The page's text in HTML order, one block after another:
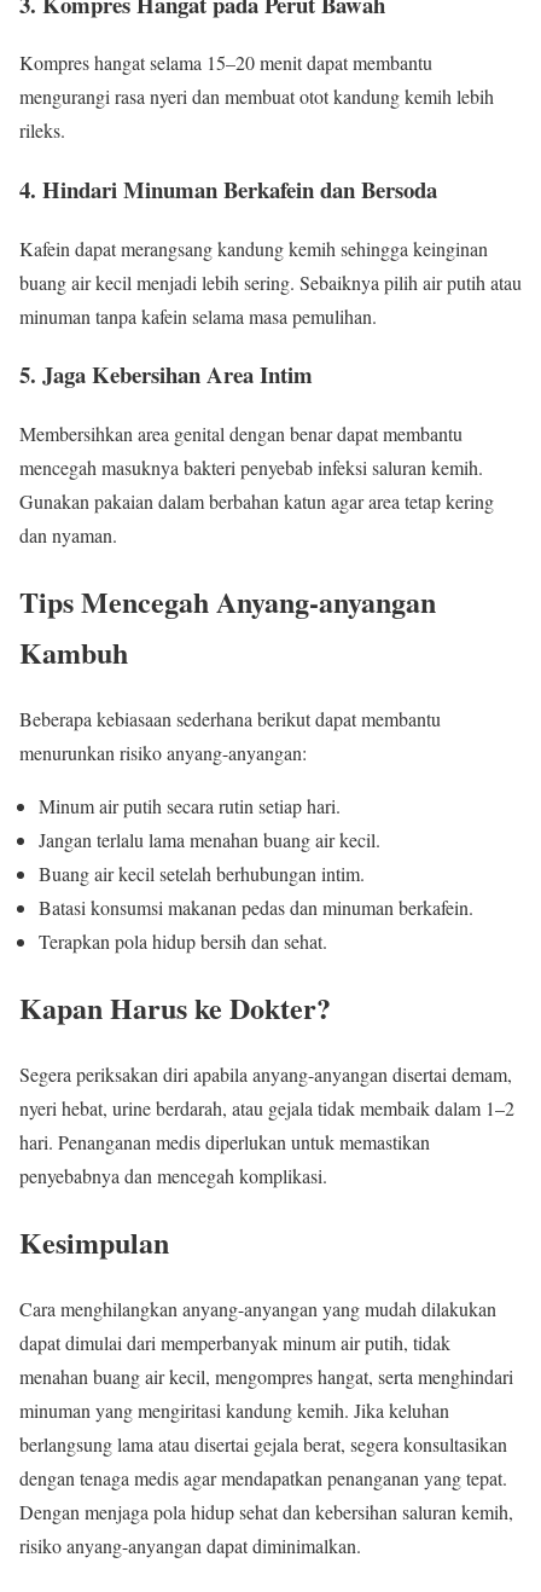
Kompres hangat selama 15–20 menit dapat membantu
mengurangi rasa nyeri dan membuat otot kandung kemih lebih
rileks.
4. Hindari Minuman Berkafein dan Bersoda
Kafein dapat merangsang kandung kemih sehingga keinginan
buang air kecil menjadi lebih sering. Sebaiknya pilih air putih atau
minuman tanpa kafein selama masa pemulihan.
5. Jaga Kebersihan Area Intim
Membersihkan area genital dengan benar dapat membantu
mencegah masuknya bakteri penyebab infeksi saluran kemih.
Gunakan pakaian dalam berbahan katun agar area tetap kering
dan nyaman.
Tips Mencegah Anyang-anyangan
Kambuh
Beberapa kebiasaan sederhana berikut dapat membantu
menurunkan risiko anyang-anyangan:
Minum air putih secara rutin setiap hari.
Jangan terlalu lama menahan buang air kecil.
Buang air kecil setelah berhubungan intim.
Batasi konsumsi makanan pedas dan minuman berkafein.
Terapkan pola hidup bersih dan sehat.
Kapan Harus ke Dokter?
Segera periksakan diri apabila anyang-anyangan disertai demam,
nyeri hebat, urine berdarah, atau gejala tidak membaik dalam 1–2
hari. Penanganan medis diperlukan untuk memastikan
penyebabnya dan mencegah komplikasi.
Kesimpulan
Cara menghilangkan anyang-anyangan yang mudah dilakukan
dapat dimulai dari memperbanyak minum air putih, tidak
menahan buang air kecil, mengompres hangat, serta menghindari
minuman yang mengiritasi kandung kemih. Jika keluhan
berlangsung lama atau disertai gejala berat, segera konsultasikan
dengan tenaga medis agar mendapatkan penanganan yang tepat.
Dengan menjaga pola hidup sehat dan kebersihan saluran kemih,
risiko anyang-anyangan dapat diminimalkan.